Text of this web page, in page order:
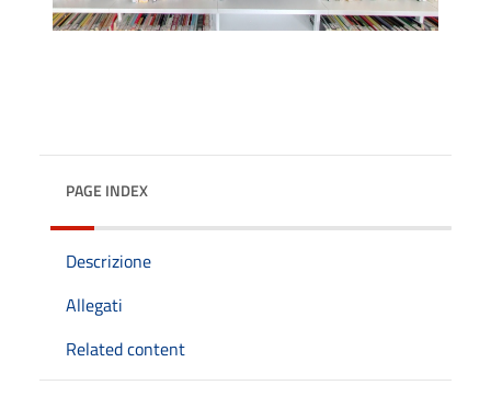
PAGE INDEX
Descrizione
Allegati
Related content